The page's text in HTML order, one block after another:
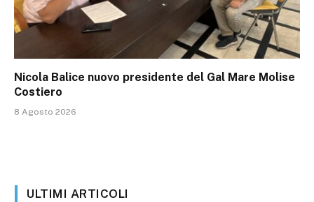
Nicola Balice nuovo presidente del Gal Mare Molise
Costiero
8 Agosto 2026
ULTIMI ARTICOLI